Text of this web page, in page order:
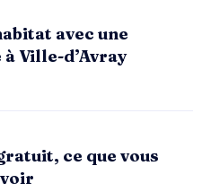
avec une
Ville-d’Avray
ce que vous